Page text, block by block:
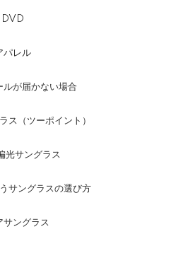
DVD
パレル
ルが届かない場合
ス（ツーポイント）
光サングラス
サングラスの選び方
サングラス